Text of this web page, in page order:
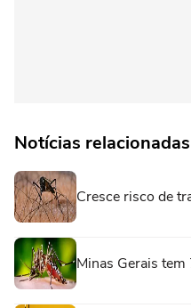
Notícias relacionadas
Cresce risco de
Minas Gerais